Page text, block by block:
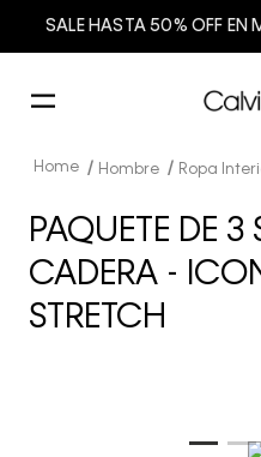
SALE HASTA 50% OFF EN
Hombre Ropa
PAQUETE DE 3
CADERA -
STRETCH